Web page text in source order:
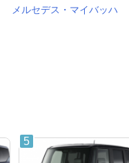
メルセデス・マイバッハ